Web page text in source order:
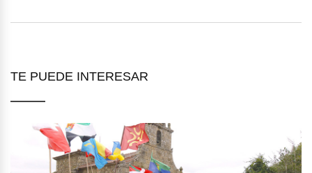
TE PUEDE INTERESAR